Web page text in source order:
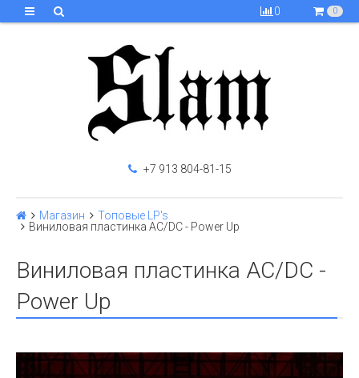
0 0
+7 913 804-81-15
Магазин
Топовые LP's
Виниловая пластинка AC/DC - Power Up
Виниловая пластинка AC/DC -
Power Up